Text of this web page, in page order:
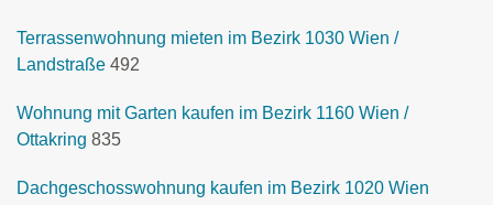
Terrassenwohnung mieten im Bezirk 1030 Wien /
Landstraße 492
Wohnung mit Garten kaufen im Bezirk 1160 Wien /
Ottakring 835
Dachgeschosswohnung kaufen im Bezirk 1020 Wien